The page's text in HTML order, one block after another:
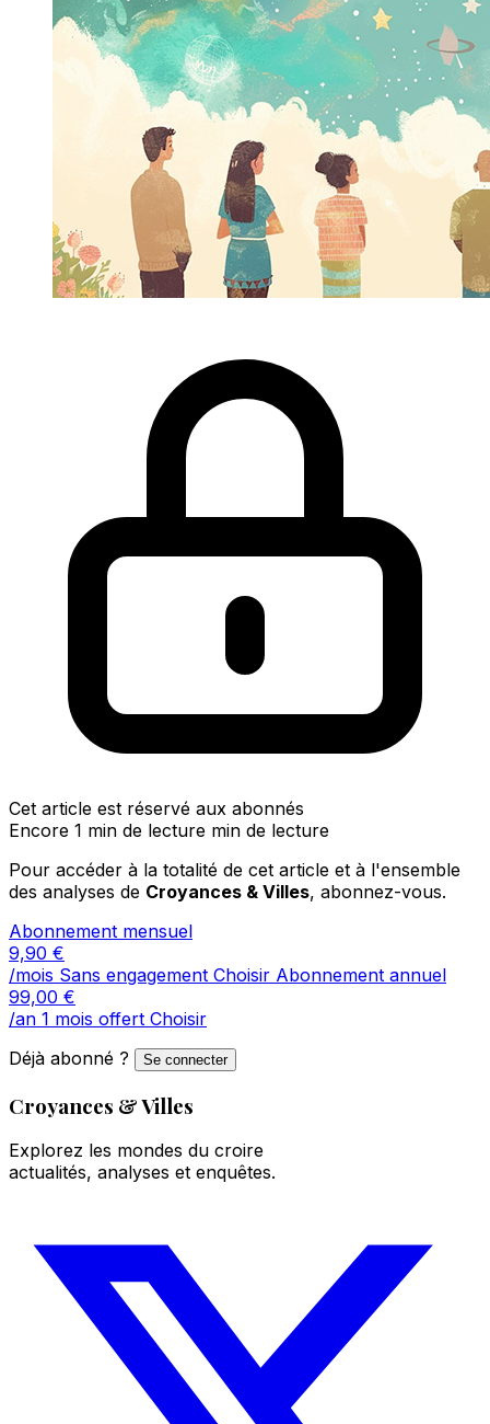
Cet article est réservé aux abonnés
Encore 1 min de lecture min de lecture
Pour accéder à la totalité de cet article et à l'ensemble
des analyses de Croyances & Villes, abonnez-vous.
Abonnement mensuel
9,90 €
/mois Sans engagement Choisir Abonnement annuel
99,00 €
/an 1 mois offert Choisir
Déjà abonné ?
Se connecter
Croyances & Villes
Explorez les mondes du croire
actualités, analyses et enquêtes.